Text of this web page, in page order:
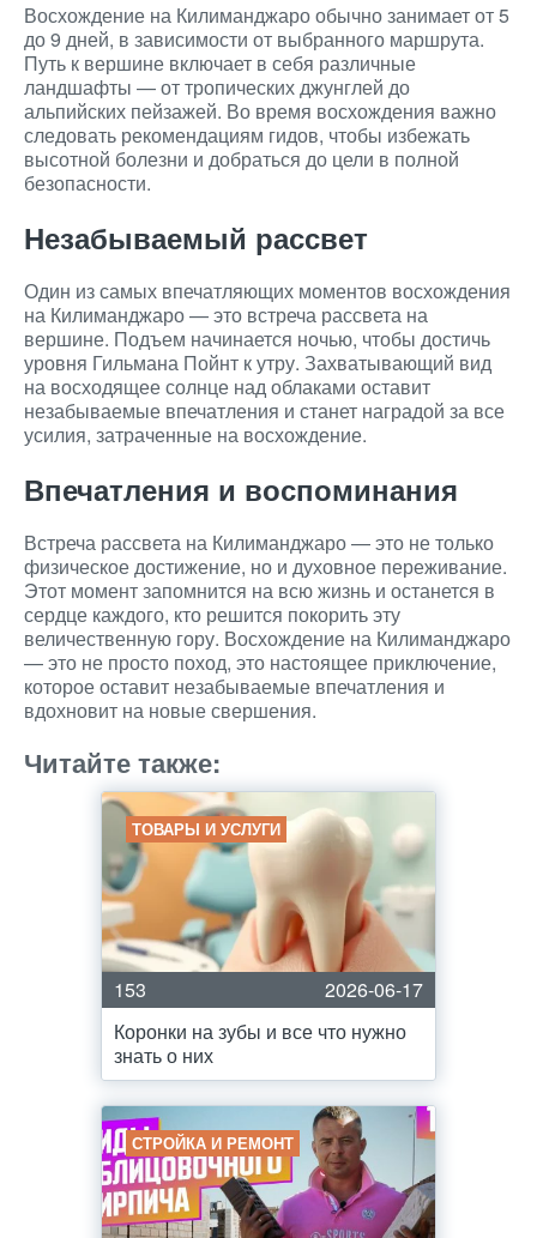
Восхождение на Килиманджаро обычно занимает от 5
до 9 дней, в зависимости от выбранного маршрута.
Путь к вершине включает в себя различные
ландшафты — от тропических джунглей до
альпийских пейзажей. Во время восхождения важно
следовать рекомендациям гидов, чтобы избежать
высотной болезни и добраться до цели в полной
безопасности.
Незабываемый рассвет
Один из самых впечатляющих моментов восхождения
на Килиманджаро — это встреча рассвета на
вершине. Подъем начинается ночью, чтобы достичь
уровня Гильмана Пойнт к утру. Захватывающий вид
на восходящее солнце над облаками оставит
незабываемые впечатления и станет наградой за все
усилия, затраченные на восхождение.
Впечатления и воспоминания
Встреча рассвета на Килиманджаро — это не только
физическое достижение, но и духовное переживание.
Этот момент запомнится на всю жизнь и останется в
сердце каждого, кто решится покорить эту
величественную гору. Восхождение на Килиманджаро
— это не просто поход, это настоящее приключение,
которое оставит незабываемые впечатления и
вдохновит на новые свершения.
Читайте также:
ТОВАРЫ И УСЛУГИ
153
2026-06-17
Коронки на зубы и все что нужно
знать о них
СТРОЙКА И РЕМОНТ